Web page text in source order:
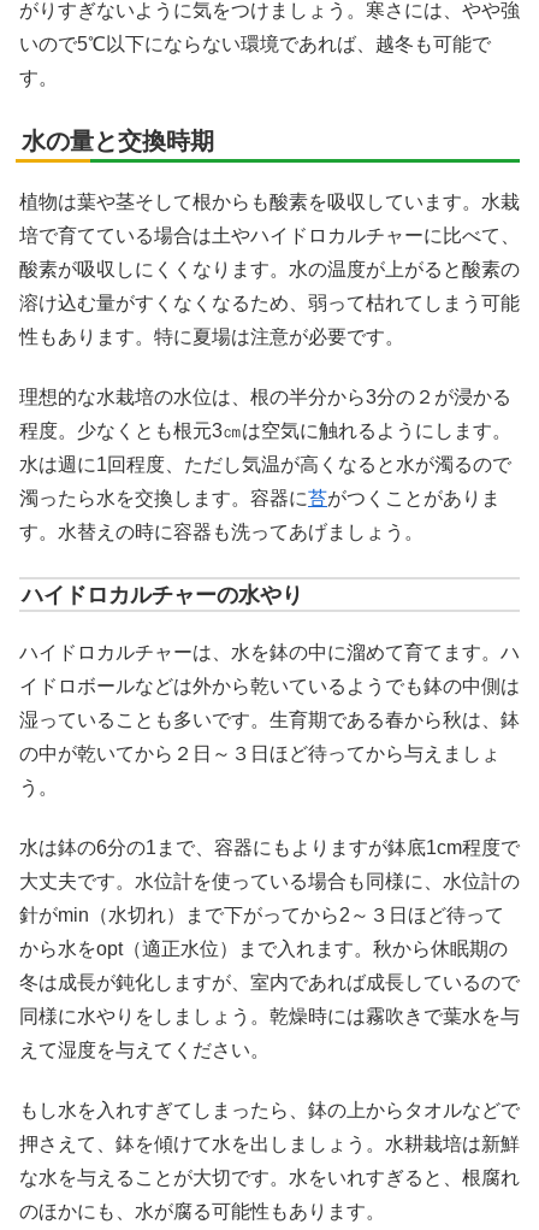
がりすぎないように気をつけましょう。寒さには、やや強
いので5℃以下にならない環境であれば、越冬も可能で
す。
水の量と交換時期
植物は葉や茎そして根からも酸素を吸収しています。水栽
培で育てている場合は土やハイドロカルチャーに比べて、
酸素が吸収しにくくなります。水の温度が上がると酸素の
溶け込む量がすくなくなるため、弱って枯れてしまう可能
性もあります。特に夏場は注意が必要です。
理想的な水栽培の水位は、根の半分から3分の２が浸かる
程度。少なくとも根元3㎝は空気に触れるようにします。
水は週に1回程度、ただし気温が高くなると水が濁るので
濁ったら水を交換します。容器に苔がつくことがありま
す。水替えの時に容器も洗ってあげましょう。
ハイドロカルチャーの水やり
ハイドロカルチャーは、水を鉢の中に溜めて育てます。ハ
イドロボールなどは外から乾いているようでも鉢の中側は
湿っていることも多いです。生育期である春から秋は、鉢
の中が乾いてから２日～３日ほど待ってから与えましょ
う。
水は鉢の6分の1まで、容器にもよりますが鉢底1cm程度で
大丈夫です。水位計を使っている場合も同様に、水位計の
針がmin（水切れ）まで下がってから2～３日ほど待って
から水をopt（適正水位）まで入れます。秋から休眠期の
冬は成長が鈍化しますが、室内であれば成長しているので
同様に水やりをしましょう。乾燥時には霧吹きで葉水を与
えて湿度を与えてください。
もし水を入れすぎてしまったら、鉢の上からタオルなどで
押さえて、鉢を傾けて水を出しましょう。水耕栽培は新鮮
な水を与えることが大切です。水をいれすぎると、根腐れ
のほかにも、水が腐る可能性もあります。